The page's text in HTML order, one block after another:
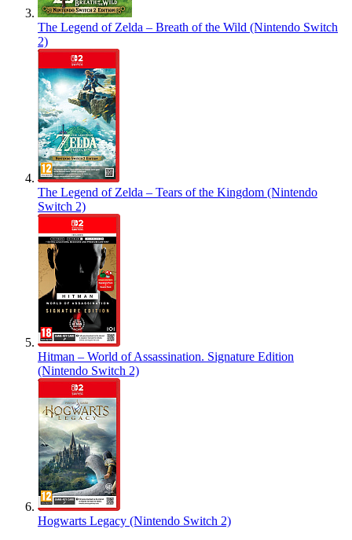
The Legend of Zelda – Breath of the Wild (Nintendo Switch
2)
The Legend of Zelda – Tears of the Kingdom (Nintendo
Switch 2)
Hitman – World of Assassination. Signature Edition
(Nintendo Switch 2)
Hogwarts Legacy (Nintendo Switch 2)